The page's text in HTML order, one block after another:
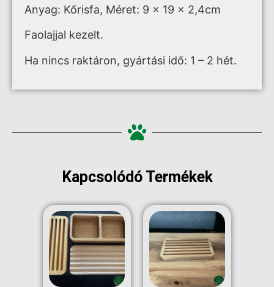
Anyag: Kőrisfa, Méret: 9 x 19 x 2,4cm
Faolajjal kezelt.
Ha nincs raktáron, gyártási idő: 1 – 2 hét.
Kapcsolódó Termékek